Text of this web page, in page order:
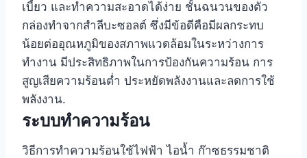
เบี้ยว และทำความสะอาดได้ง่าย ชั้นฉนวนของตัว
กล่องทำจากสำลีบะซอลต์ ซึ่งมีข้อดีคือมีผลกระทบ
น้อยต่ออุณหภูมิของสภาพแวดล้อมในระหว่างการ
ทำงาน มีประสิทธิภาพในการป้องกันความร้อน การ
สูญเสียความร้อนต่ำ ประหยัดพลังงานและลดการใช้
พลังงาน.
ระบบทำความร้อน
วิธีการทำความร้อนใช้ไฟฟ้า ไอน้ำ ก๊าซธรรมชาติ